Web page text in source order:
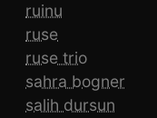
ruinu
ruse
ruse trio
sahra bogner
salih dursun